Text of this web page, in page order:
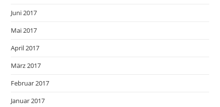
Juni 2017
Mai 2017
April 2017
März 2017
Februar 2017
Januar 2017